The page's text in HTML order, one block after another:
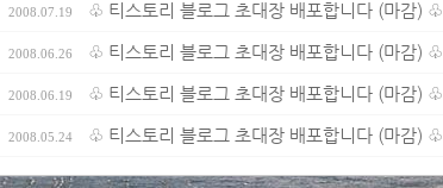
2008.07.19 ♧ 티스토리 블로그 초대장 배포합니다 (마감) ♧
2008.06.26 ♧ 티스토리 블로그 초대장 배포합니다 (마감) ♧
2008.06.19 ♧ 티스토리 블로그 초대장 배포합니다 (마감) ♧
2008.05.24 ♧ 티스토리 블로그 초대장 배포합니다 (마감) ♧